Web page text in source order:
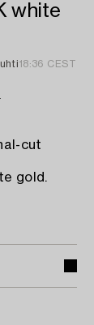
white
18:36 CEST
cut
gold.